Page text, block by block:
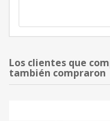
Los clientes que
también compraron